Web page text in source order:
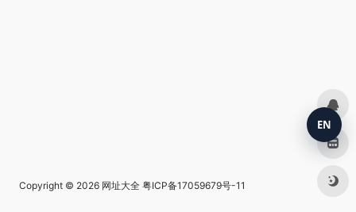
Copyright © 2026 网址大全 粤ICP备17059679号-11
EN